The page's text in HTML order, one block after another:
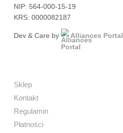
NIP: 564-000-15-19
KRS: 0000082187
Dev & Care by Alliances Portal
Sklep
Kontakt
Regulamin
Płatności